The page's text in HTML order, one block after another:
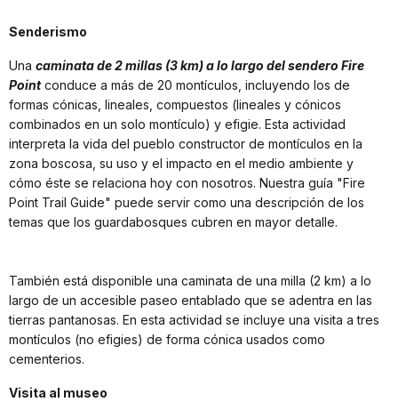
Senderismo
Una caminata de 2 millas (3 km) a lo largo del sendero Fire
Pointconduce a más de 20 montículos, incluyendo los de
formas cónicas, lineales, compuestos (lineales y cónicos
combinados en un solo montículo) y efigie. Esta actividad
interpreta la vida del pueblo constructor de montículos en la
zona boscosa, su uso y el impacto en el medio ambiente y
cómo éste se relaciona hoy con nosotros. Nuestra guía "Fire
Point Trail Guide" puede servir como una descripción de los
temas que los guardabosques cubren en mayor detalle.
También está disponible una caminata de una milla (2 km) a lo
largo de un accesible paseo entablado que se adentra en las
tierras pantanosas. En esta actividad se incluye una visita a tres
montículos (no efigies) de forma cónica usados como
cementerios.
Visita al museo